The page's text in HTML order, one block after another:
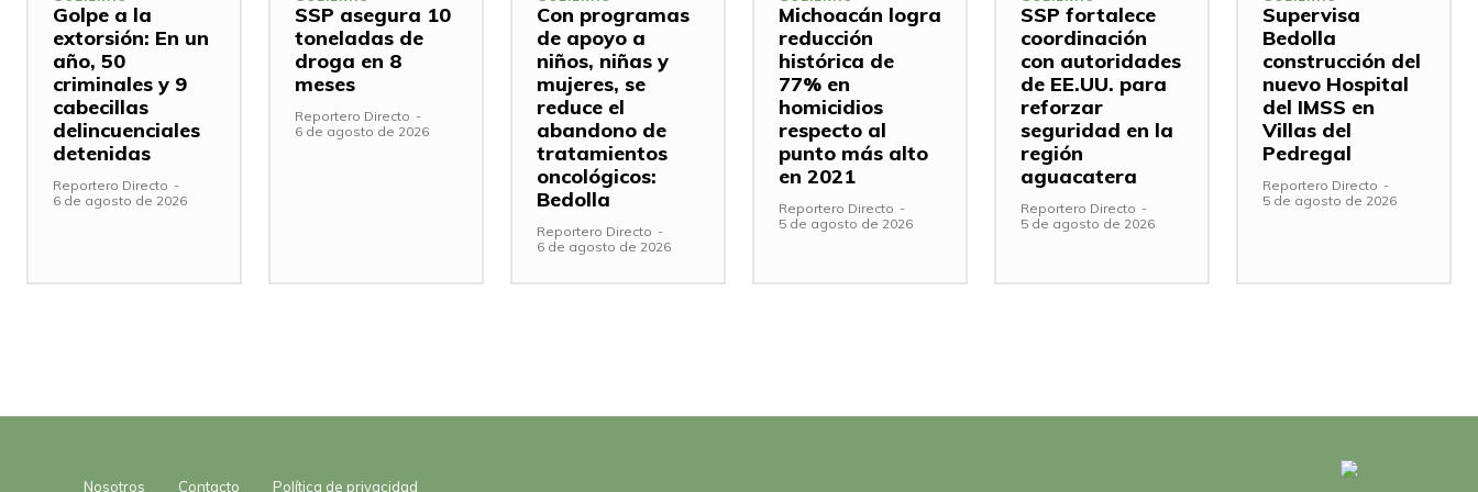
Golpe a la
extorsión: En un
año, 50
criminales y 9
cabecillas
delincuenciales
detenidas
Reportero Directo -
6 de agosto de 2026
SSP asegura 10
toneladas de
droga en 8
meses
Reportero Directo -
6 de agosto de 2026
Con programas
de apoyo a
niños, niñas y
mujeres, se
reduce el
abandono de
tratamientos
oncológicos:
Bedolla
Reportero Directo -
6 de agosto de 2026
Michoacán logra
reducción
histórica de
77% en
homicidios
respecto al
punto más alto
en 2021
Reportero Directo -
5 de agosto de 2026
SSP fortalece
coordinación
con autoridades
de EE.UU. para
reforzar
seguridad en la
región
aguacatera
Reportero Directo -
5 de agosto de 2026
Supervisa
Bedolla
construcción del
nuevo Hospital
del IMSS en
Villas del
Pedregal
Reportero Directo -
5 de agosto de 2026
Nosotros Contacto Política de privacidad